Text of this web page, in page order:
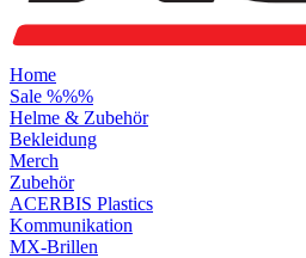
Home
Sale %%%
Helme & Zubehör
Bekleidung
Merch
Zubehör
ACERBIS Plastics
Kommunikation
MX-Brillen